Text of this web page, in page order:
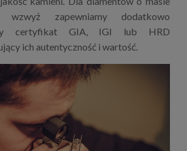
zapewniamy dodatkowo
certyfikat GIA, IGI lub HRD
ich autentyczność i wartość.